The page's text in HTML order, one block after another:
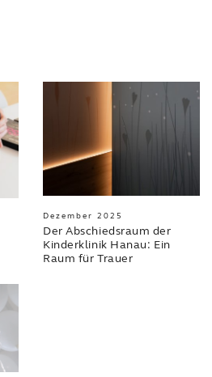
Dezember 2025
Der Abschiedsraum der
Kinderklinik Hanau: Ein
Raum für Trauer